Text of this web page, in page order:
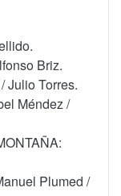
Briz.
Julio Torres.
Méndez /
Plumed /